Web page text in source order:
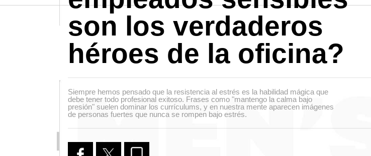
son los verdaderos
héroes de la oficina?
Siempre hemos pensado que la resistencia al estrés es la habilidad mágica que
debe tener todo profesional exitoso. Frases como "mantengo la calma bajo
presión" suelen dominar los currículums, y en nuestra mente aparecen imágenes
de personas fuertes que nunca se rompen bajo estrés.